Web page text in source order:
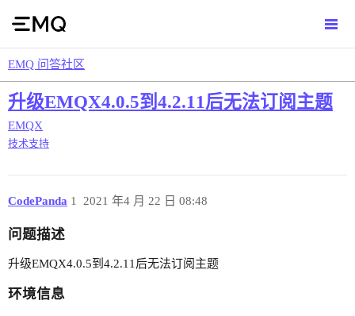
EMQ 问答社区
升级EMQX4.0.5到4.2.11后无法订阅主题
EMQX
技术支持
CodePanda 2021 年4 月 22 日 08:48
1
问题描述
升级EMQX4.0.5到4.2.11后无法订阅主题
环境信息